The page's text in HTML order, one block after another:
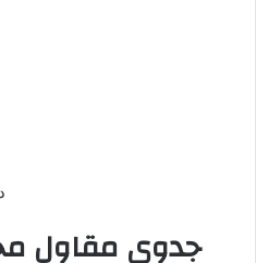
جدوى مقاول